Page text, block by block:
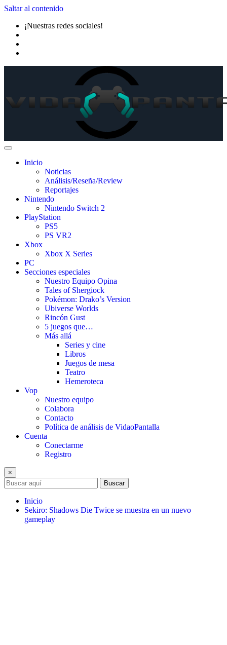
Saltar al contenido
¡Nuestras redes sociales!
Inicio
Noticias
Análisis/Reseña/Review
Reportajes
Nintendo
Nintendo Switch 2
PlayStation
PS5
PS VR2
Xbox
Xbox X Series
PC
Secciones especiales
Nuestro Equipo Opina
Tales of Shergiock
Pokémon: Drako’s Version
Ubiverse Worlds
Rincón Gust
5 juegos que…
Más allá
Series y cine
Libros
Juegos de mesa
Teatro
Hemeroteca
Vop
Nuestro equipo
Colabora
Contacto
Política de análisis de VidaoPantalla
Cuenta
Conectarme
Registro
×
Buscar
Inicio
Sekiro: Shadows Die Twice se muestra en un nuevo
gameplay